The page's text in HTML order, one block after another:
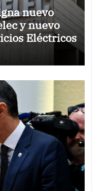
nuevo
y nuevo
Eléctricos